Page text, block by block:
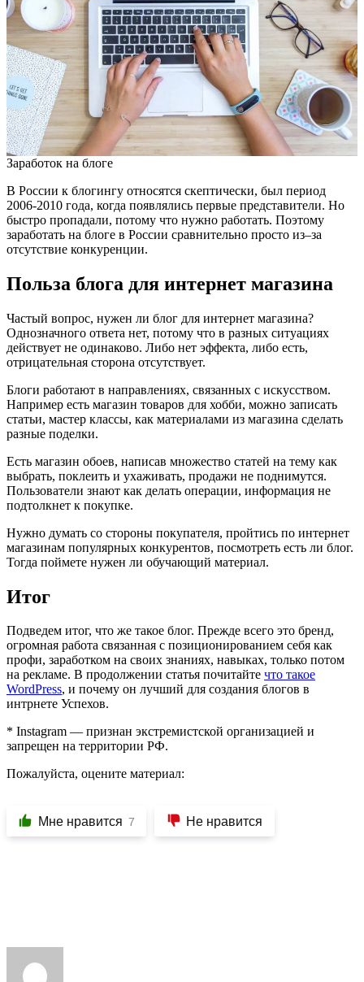
Заработок на блоге
В России к блогингу относятся скептически, был период
2006-2010 года, когда появлялись первые представители. Но
быстро пропадали, потому что нужно работать. Поэтому
заработать на блоге в России сравнительно просто из–за
отсутствие конкуренции.
Польза блога для интернет магазина
Частый вопрос, нужен ли блог для интернет магазина?
Однозначного ответа нет, потому что в разных ситуациях
действует не одинаково. Либо нет эффекта, либо есть,
отрицательная сторона отсутствует.
Блоги работают в направлениях, связанных с искусством.
Например есть магазин товаров для хобби, можно записать
статьи, мастер классы, как материалами из магазина сделать
разные поделки.
Есть магазин обоев, написав множество статей на тему как
выбрать, поклеить и ухаживать, продажи не поднимутся.
Пользователи знают как делать операции, информация не
подтолкнет к покупке.
Нужно думать со стороны покупателя, пройтись по интернет
магазинам популярных конкурентов, посмотреть есть ли блог.
Тогда поймете нужен ли обучающий материал.
Итог
Подведем итог, что же такое блог. Прежде всего это бренд,
огромная работа связанная с позиционированием себя как
профи, заработком на своих знаниях, навыках, только потом
на рекламе. В продолжении статья почитайте что такое
WordPress, и почему он лучший для создания блогов в
интрнете Успехов.
* Instagram — признан экстремистской организацией и
запрещен на территории РФ.
Пожалуйста, оцените материал:
Мне нравится 7 Не нравится